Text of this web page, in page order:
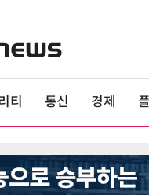
티 통신 경제